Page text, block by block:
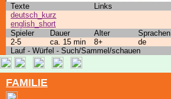
Texte Links
deutsch_kurz
english_short
Spieler
Dauer Alter Sprachen
2-5
ca. 15 min 8+ de
Lauf - Würfel - Such/Sammel/schauen
FAMILIE